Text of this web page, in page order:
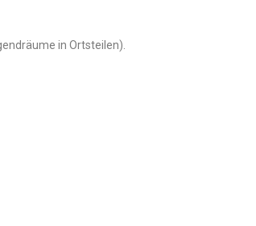
in Ortsteilen).